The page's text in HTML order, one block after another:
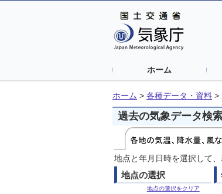
ホーム
ホーム > 各種データ・資料 >
過去の気象データ検
地点と年月日時を選択して
地点の選択
地点の選択をクリア